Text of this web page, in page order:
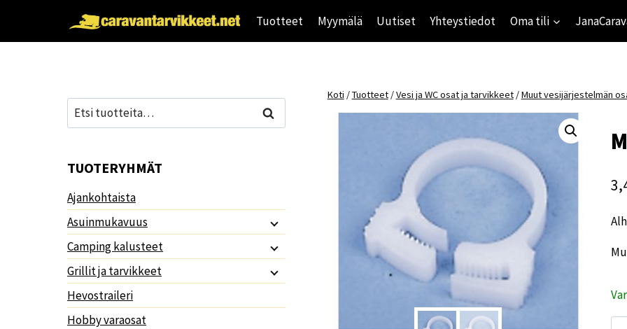
Tuotteet Myymälä Uutiset Yhteystiedot Oma tili
Koti /Tuotteet /Vesi ja WC osat ja tarvikkeet /Muut vesijärjestelmän
Etsi: Haku
TUOTERYHMÄT
Ajankohtaista
Asuinmukavuus
Camping kalusteet
Grillit ja tarvikkeet
Hevostraileri
Hobby varaosat